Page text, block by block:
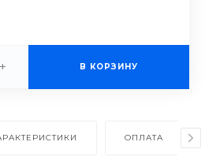
+ В КОРЗИНУ
ОПЛАТА